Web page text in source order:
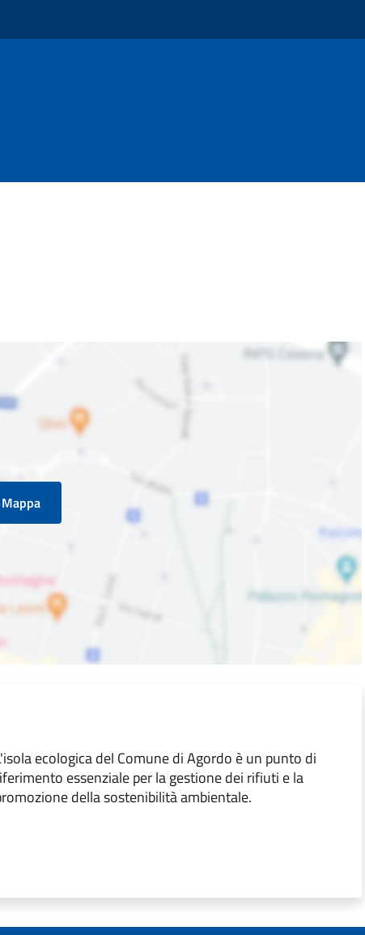
ecologica del Comune di Agordo è un punto di
essenziale per la gestione dei rifiuti e la
della sostenibilità ambientale.